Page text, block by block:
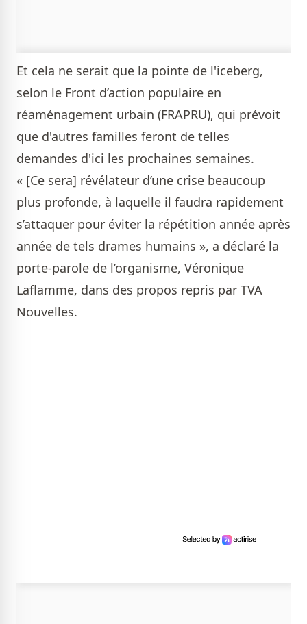
Et cela ne serait que la pointe de l'iceberg,
selon le Front d’action populaire en
réaménagement urbain (FRAPRU), qui prévoit
que d'autres familles feront de telles
demandes d'ici les prochaines semaines.
« [Ce sera] révélateur d’une crise beaucoup
plus profonde, à laquelle il faudra rapidement
s’attaquer pour éviter la répétition année après
année de tels drames humains », a déclaré la
porte-parole de l’organisme, Véronique
Laflamme, dans des propos repris par TVA
Nouvelles.